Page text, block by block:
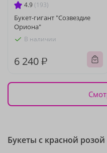
4.9 (193)
Букет-гигант "Созвездие
Ориона"
В наличии
6 240 ₽
Букеты с красной розой